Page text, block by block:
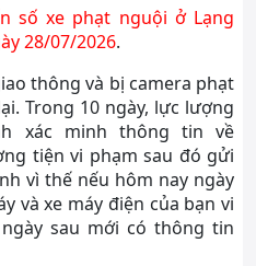
số xe phạt nguội ở Lạng
28/07/2026.
thông và bị camera phạt
Trong 10 ngày, lực lượng
xác minh thông tin về
tiện vi phạm sau đó gửi
vì thế nếu hôm nay ngày
và xe máy điện của bạn vi
sau mới có thông tin